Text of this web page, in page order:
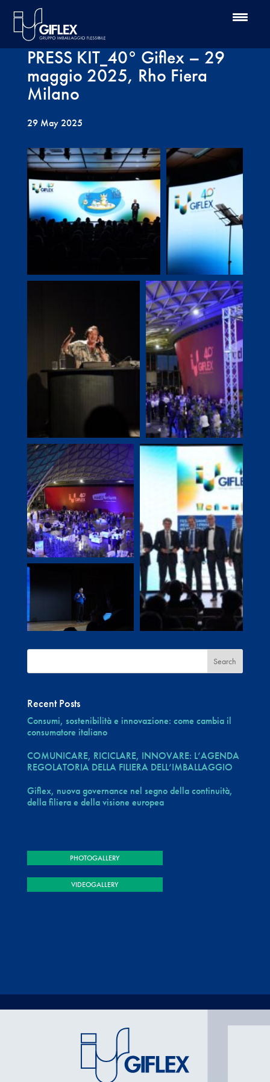
PRESS KIT_40° Giflex – 29
maggio 2025, Rho Fiera
Milano
29 May 2025
Recent Posts
Consumi, sostenibilità e innovazione: come cambia il
consumatore italiano
COMUNICARE, RICICLARE, INNOVARE: L’AGENDA
REGOLATORIA DELLA FILIERA DELL’IMBALLAGGIO
Giflex, nuova governance nel segno della continuità,
della filiera e della visione europea
PHOTOGALLERY
VIDEOGALLERY